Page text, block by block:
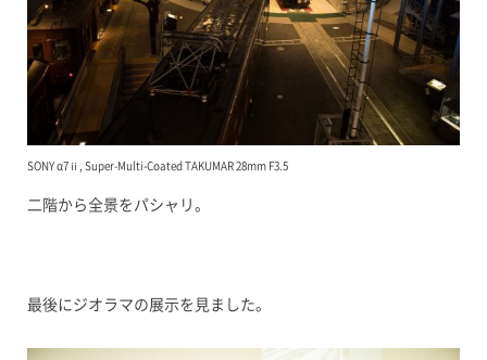
SONY α7ⅱ, Super-Multi-Coated TAKUMAR 28mm F3.5
二階から全景をパシャリ。
最後にジオラマの展示を見ました。